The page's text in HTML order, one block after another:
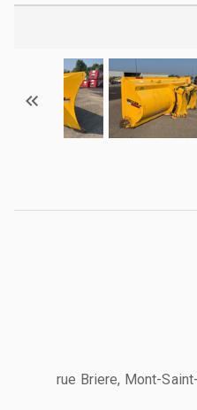
1373 rue Briere, Mont-